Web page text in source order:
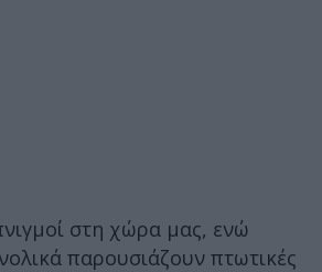
στη χώρα μας, ενώ
παρουσιάζουν πτωτικές